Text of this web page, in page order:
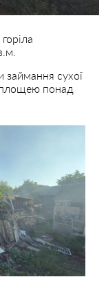
займання сухої
площею понад